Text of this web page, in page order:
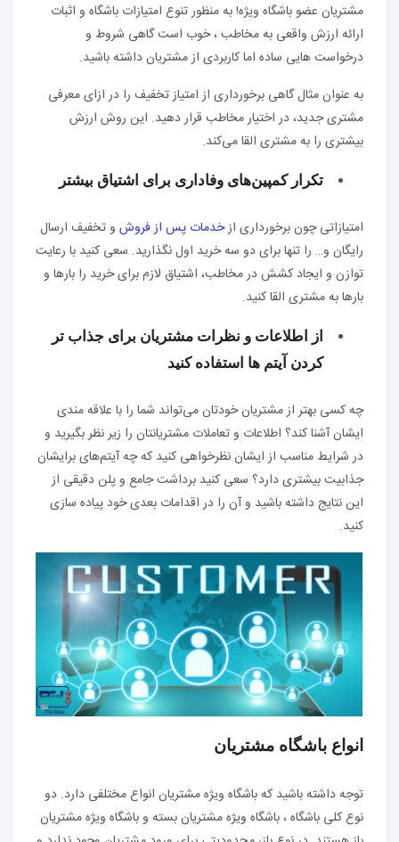
مشتریان عضو باشگاه ویژه! به منظور تنوع امتیازات باشگاه و اثبات
ارائه ارزش واقعی به مخاطب ، خوب است گاهی شروط و
درخواست‌ هایی ساده اما کاربردی از مشتریان داشته باشید‌.
به عنوان مثال گاهی برخورداری از امتیاز تخفیف را در ازای معرفی
مشتری جدید، در اختیار مخاطب قرار دهید. این روش ارزش
بیشتری را به مشتری القا می‌کند.
تکرار کمپین‌های وفاداری برای اشتیاق بیشتر
امتیازاتی چون برخورداری ازخدمات پس از فروش و تخفیف ارسال
رایگان و… را تنها برای دو سه خرید اول نگذارید. سعی کنید با رعایت
توازن و ایجاد کشش در مخاطب، اشتیاق لازم برای خرید را بارها و
بارها به مشتری القا کنید.
از اطلاعات و نظرات مشتریان برای جذاب تر
کردن آیتم‌ ها استفاده کنید‌
چه کسی بهتر از مشتریان خودتان می‌تواند شما را با علاقه مندی
ایشان آشنا کند؟ اطلاعات و تعاملات مشتریانتان را زیر نظر بگیرید و
در شرایط مناسب از ایشان نظرخواهی کنید که چه آیتم‌های برایشان
جذابیت بیشتری دارد؟ سعی کنید برداشت جامع و پلن دقیقی از
این نتایج داشته باشید و آن را در اقدامات بعدی خود پیاده سازی
کنید.
انواع باشگاه مشتریان
توجه داشته باشید که باشگاه ویژه مشتریان انواع مختلفی دارد. دو
نوع کلی باشگاه ، باشگاه ویژه مشتریان بسته و باشگاه ویژه مشتریان